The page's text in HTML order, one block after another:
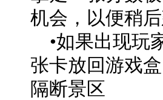
机会，以便稍
•如果出现玩
张卡放回游戏
隔断景区